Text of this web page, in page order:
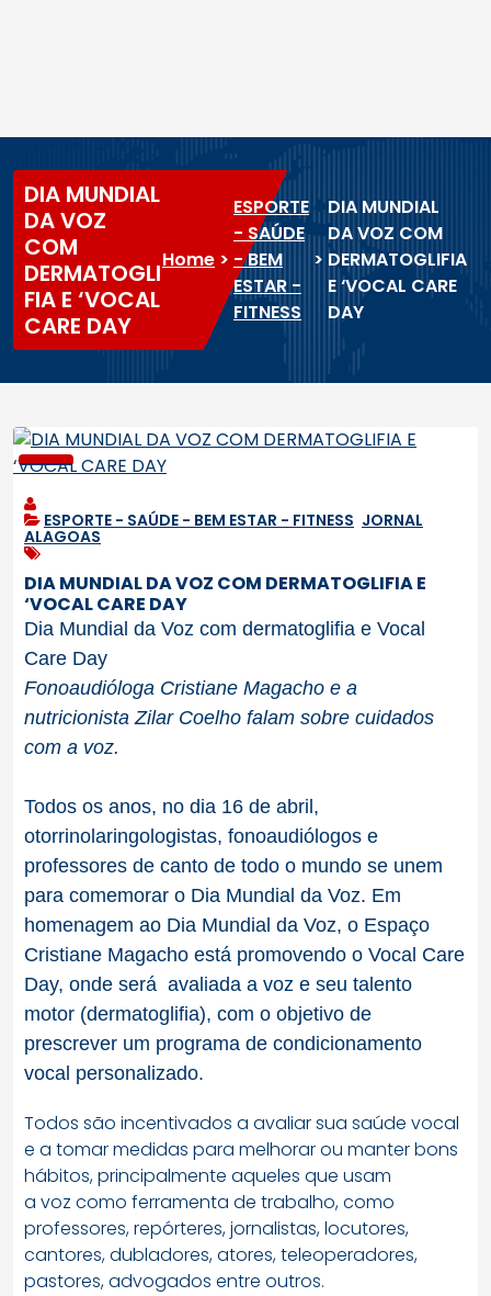
DIA MUNDIAL
DA VOZ
COM
DERMATOGLI
FIA E ‘VOCAL
CARE DAY
Home >
ESPORTE
- SAÚDE
- BEM
ESTAR -
FITNESS
>
DIA MUNDIAL
DA VOZ COM
DERMATOGLIFIA
E ‘VOCAL CARE
DAY
ESPORTE - SAÚDE - BEM ESTAR - FITNESS JORNAL
ALAGOAS
DIA MUNDIAL DA VOZ COM DERMATOGLIFIA E
‘VOCAL CARE DAY
Dia Mundial da Voz com dermatoglifia e Vocal
Care Day
Fonoaudióloga Cristiane Magacho e a
nutricionista Zilar Coelho falam sobre cuidados
com a voz.
Todos os anos, no dia 16 de abril ,
otorrinolaringologistas, fonoaudiólogos e
professores de canto de todo o mundo se unem
para comemorar o Dia Mundial da Voz. Em
homenagem ao Dia Mundial da Voz, o Espaço
Cristiane Magacho está promovendo o Vocal Care
Day, onde será avaliada a voz e seu talento
motor (dermatoglifia), com o objetivo de
prescrever um programa de condicionamento
vocal personalizado.
Todos são incentivados a avaliar sua saúde vocal
e a tomar medidas para melhorar ou manter bons
hábitos, principalmente aqueles que usam
a voz como ferramenta de trabalho, como
professores, repórteres, jornalistas, locutores,
cantores, dubladores, atores, teleoperadores,
pastores, advogados entre outros.